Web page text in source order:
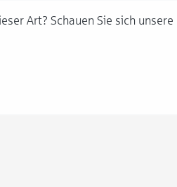
Art? Schauen Sie sich unsere